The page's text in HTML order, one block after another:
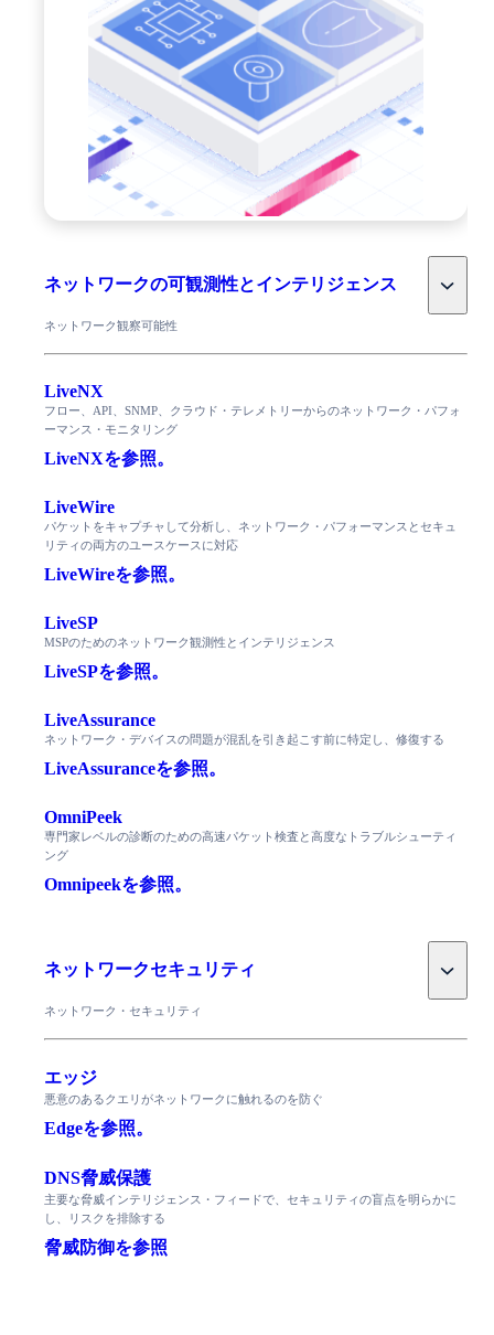
ネットワークの可観測性とインテリジェンス
ネットワーク観察可能性
LiveNX
フロー、API、SNMP、クラウド・テレメトリーからのネットワーク・パフォ
ーマンス・モニタリング
LiveNXを参照。
LiveWire
パケットをキャプチャして分析し、ネットワーク・パフォーマンスとセキュ
リティの両方のユースケースに対応
LiveWireを参照。
LiveSP
MSPのためのネットワーク観測性とインテリジェンス
LiveSPを参照。
LiveAssurance
ネットワーク・デバイスの問題が混乱を引き起こす前に特定し、修復する
LiveAssuranceを参照。
OmniPeek
専門家レベルの診断のための高速パケット検査と高度なトラブルシューティ
ング
Omnipeekを参照。
ネットワークセキュリティ
ネットワーク・セキュリティ
エッジ
悪意のあるクエリがネットワークに触れるのを防ぐ
Edgeを参照。
DNS脅威保護
主要な脅威インテリジェンス・フィードで、セキュリティの盲点を明らかに
し、リスクを排除する
脅威防御を参照